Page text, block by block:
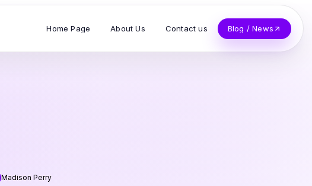
Home Page About Us Contact us Blog / News
Madison Perry